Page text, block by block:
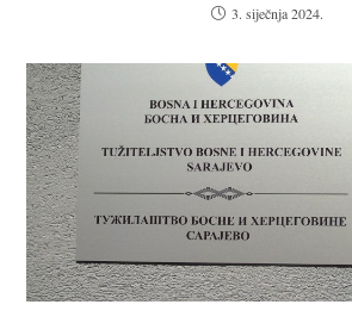
3. siječnja 2024.